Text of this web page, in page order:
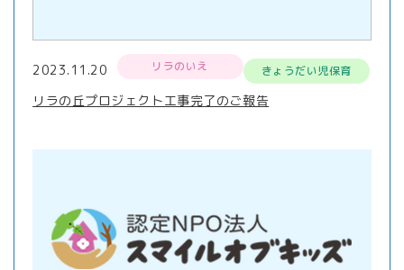
2023.11.20 リラのいえ きょうだい児保育
リラの丘プロジェクト工事完了のご報告